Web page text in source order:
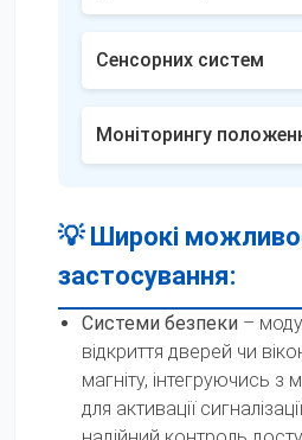
Сенсорних систем
Моніторингу
💡 Широкі
застосування:
Системи безпеки –
відкриття дверей чи
магніту, інтегруючись з
для активації